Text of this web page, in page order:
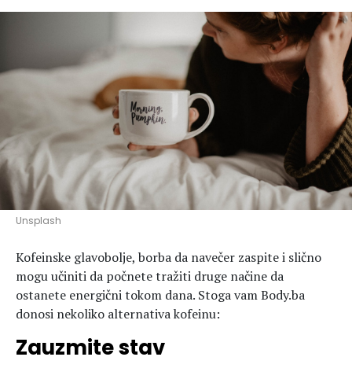
Trudnice
Fitness
Hedonizam
MAGAZIN
Njega nje
Njega njega
Šminka
Tehnologija
KALORIJE
Unsplash
Kofeinske glavobolje, borba da navečer zaspite i slično
mogu učiniti da počnete tražiti druge načine da
ostanete energični tokom dana. Stoga vam Body.ba
donosi nekoliko alternativa kofeinu:
Zauzmite stav